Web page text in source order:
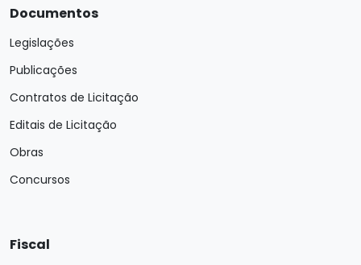
Documentos
Legislações
Publicações
Contratos de Licitação
Editais de Licitação
Obras
Concursos
Fiscal